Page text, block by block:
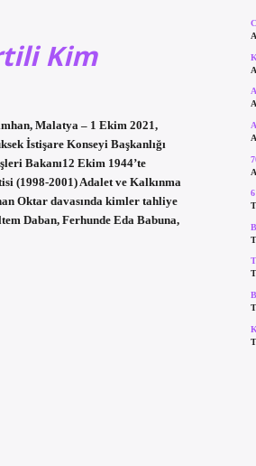
Kim
Malatya – 1 Ekim 2021,
İstişare Konseyi Başkanlığı
Bakanı12 Ekim 1944’te
(1998-2001) Adalet ve Kalkınma
Oktar davasında kimler tahliye
Daban, Ferhunde Eda Babuna,